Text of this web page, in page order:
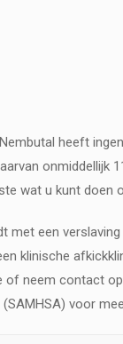
heeft
onmiddellijk
wat u kunt doen
met een
klinische
of neem contact
voor